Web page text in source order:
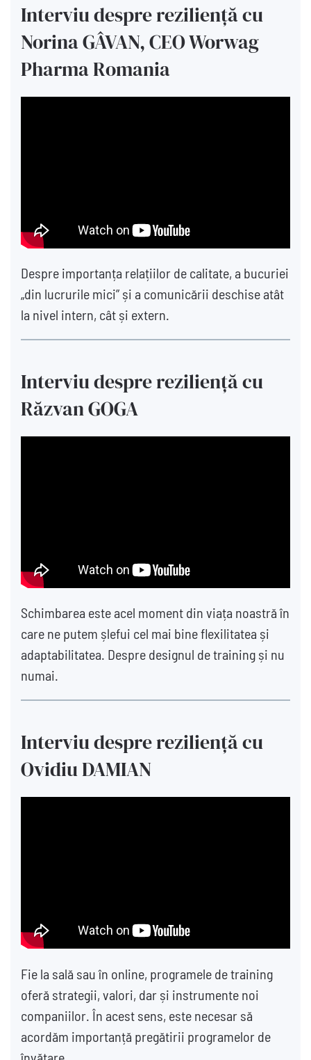
Interviu despre reziliență cu
Norina GÂVAN, CEO Worwag
Pharma Romania
Despre importanța relațiilor de calitate, a bucuriei
„din lucrurile mici” și a comunicării deschise atât
la nivel intern, cât și extern.
Interviu despre reziliență cu
Răzvan GOGA
Schimbarea este acel moment din viața noastră în
care ne putem șlefui cel mai bine flexilitatea și
adaptabilitatea. Despre designul de training și nu
numai.
Interviu despre reziliență cu
Ovidiu DAMIAN
Fie la sală sau în online, programele de training
oferă strategii, valori, dar și instrumente noi
companiilor. În acest sens, este necesar să
acordăm importanță pregătirii programelor de